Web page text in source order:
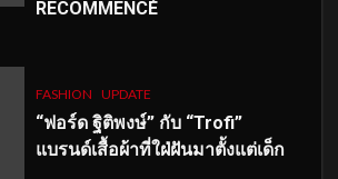
RECOMMENCÉ
FASHION UPDATE
“ฟอร์ด ฐิติพงษ์” กับ “Trofi”
แบรนด์เสื้อผ้าที่ใฝ่ฝันมาตั้งแต่เด็ก